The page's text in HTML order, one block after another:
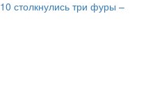
столкнулись три фуры –